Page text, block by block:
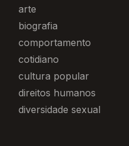
arte
biografia
comportamento
cotidiano
cultura popular
direitos humanos
diversidade sexual